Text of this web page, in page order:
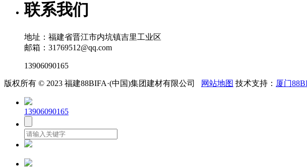
联系我们
地址：福建省晋江市内坑镇吉里工业区
邮箱：31769512@qq.com
13906090165
版权所有 © 2023 福建88BIFA·(中国)集团建材有限公司 网站地图 技术支持： 厦门
13906090165